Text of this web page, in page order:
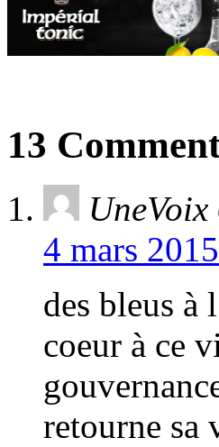
13
UneVoix
4 mars
des bleus à
coeur à ce
retourne sa